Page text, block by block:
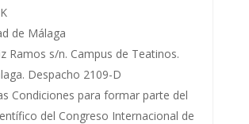
de Málaga
Ramos s/n. Campus de Teatinos.
Despacho 2109-D
Condiciones para formar parte del
del Congreso Internacional de